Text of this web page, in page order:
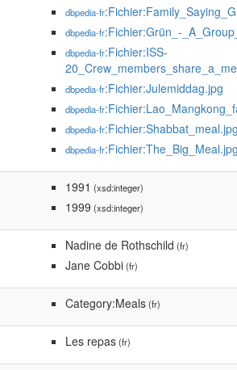
dbpedia-fr
dbpedia-fr:Fichier:Grün_-
dbpedia-fr:Fichier:ISS-
dbpedia-fr:Fichier:Julemiddag.jpg
dbpedia-fr
dbpedia-fr
dbpedia-fr
1991 (xsd:integer)
1999 (xsd:integer)
Nadine de Rothschild (fr)
Jane Cobbi(fr)
Category:Meals(fr)
Les repas(fr)